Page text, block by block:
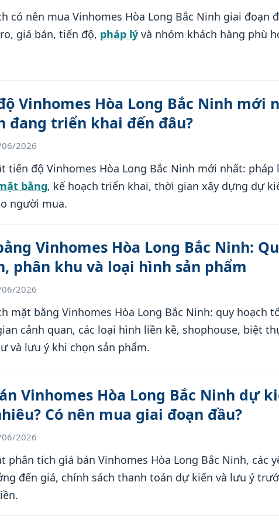
có nên mua Vinhomes Hòa Long Bắc Ninh giai đoạn
giá bán, tiến độ, pháp lý và nhóm khách hàng phù
Vinhomes Hòa Long Bắc Ninh mới
đang triển khai đến đâu?
2026
tiến độ Vinhomes Hòa Long Bắc Ninh mới nhất: pháp
bằng, kế hoạch triển khai, thời gian xây dựng dự
người mua.
Vinhomes Hòa Long Bắc Ninh:
phân khu và loại hình sản phẩm
2026
mặt bằng Vinhomes Hòa Long Bắc Ninh: quy hoạch
cảnh quan, các loại hình liền kề, shophouse, biệt
và lưu ý khi chọn sản phẩm.
Vinhomes Hòa Long Bắc Ninh dự
Có nên mua giai đoạn đầu?
2026
phân tích giá bán Vinhomes Hòa Long Bắc Ninh, các
đến giá, chính sách thanh toán dự kiến và lưu ý